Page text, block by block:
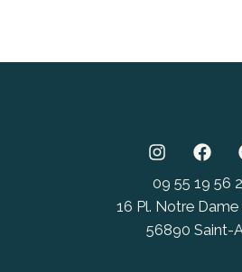
09 55 19 56
16 Pl. Notre
56890 Saint-